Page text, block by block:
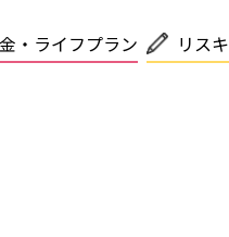
・ライフプラン リス